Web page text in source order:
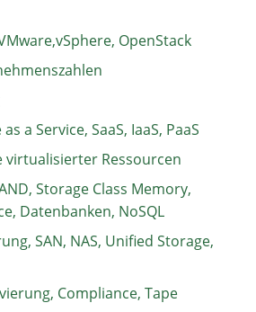
OpenStack
a Service, SaaS, IaaS, PaaS
virtualisierter Ressourcen
Storage Class Memory,
Datenbanken, NoSQL
SAN, NAS, Unified Storage,
Compliance, Tape